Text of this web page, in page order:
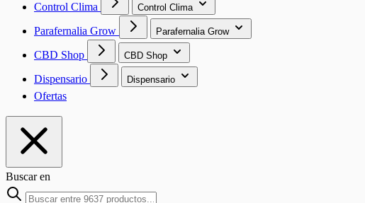
Control Clima Control Clima
Parafernalia Grow Parafernalia Grow
CBD Shop CBD Shop
Dispensario Dispensario
Ofertas
Buscar en